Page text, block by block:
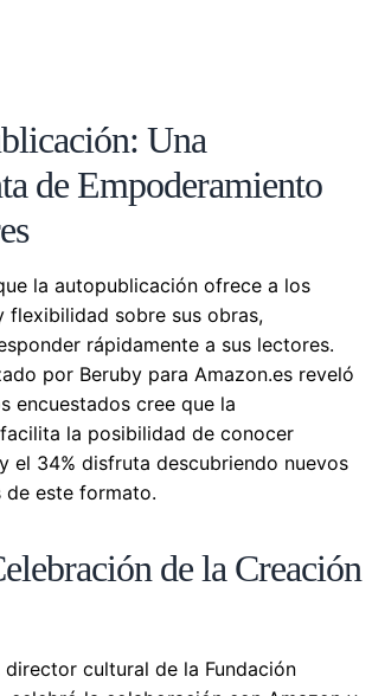
Una
de Empoderamiento
la autopublicación ofrece a los
flexibilidad sobre sus obras,
rápidamente a sus lectores.
por Beruby para Amazon.es reveló
encuestados cree que la
la posibilidad de conocer
el 34% disfruta descubriendo nuevos
este formato.
de la Creación
director cultural de la Fundación